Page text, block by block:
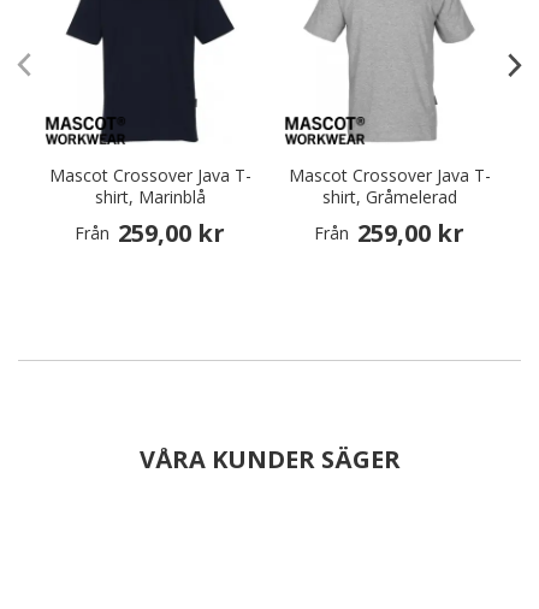
Mascot Crossover Java T-
shirt, Marinblå
Från 259,00 kr
Mascot Crossover Java T-
shirt, Gråmelerad
Från 259,00 kr
VÅRA KUNDER SÄGER